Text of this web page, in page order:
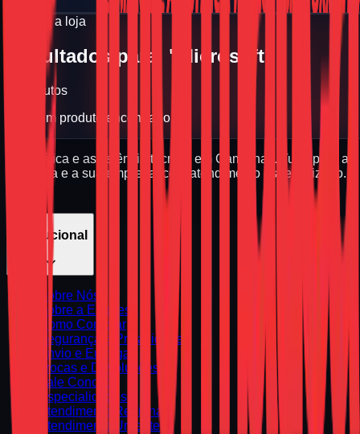
Explore a loja
Resultados para: "Microsoft"
produtos
Nenhum produto encontrado.
Informática e assistência técnica em Campinas. Tudo para a
sua casa e a sua empresa, com atendimento especializado.
Institucional
Sobre Nós
Sobre a Empresa
Como Comprar
Segurança e Privacidade
Envio e Entrega
Trocas e Devoluções
Fale Conosco
Especialidades
Atendimento Regional
Atendimento Urgente